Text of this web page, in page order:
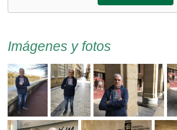
Imágenes y fotos